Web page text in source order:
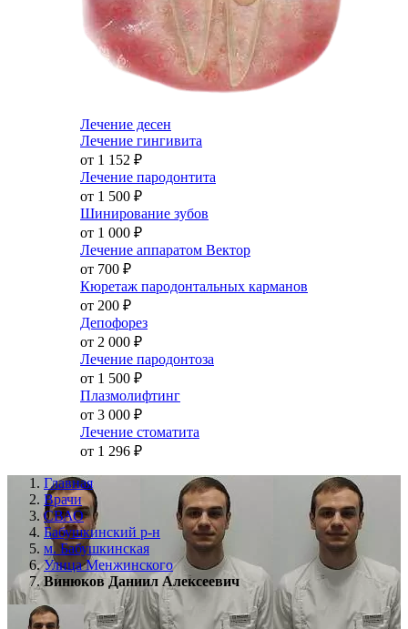
Лечение десен
Лечение гингивита
от 1 152 ₽
Лечение пародонтита
от 1 500 ₽
Шинирование зубов
от 1 000 ₽
Лечение аппаратом Вектор
от 700 ₽
Кюретаж пародонтальных карманов
от 200 ₽
Депофорез
от 2 000 ₽
Лечение пародонтоза
от 1 500 ₽
Плазмолифтинг
от 3 000 ₽
Лечение стоматита
от 1 296 ₽
Главная
Врачи
СВАО
Бабушкинский р-н
м. Бабушкинская
Улица Менжинского
Винюков Даниил Алексеевич